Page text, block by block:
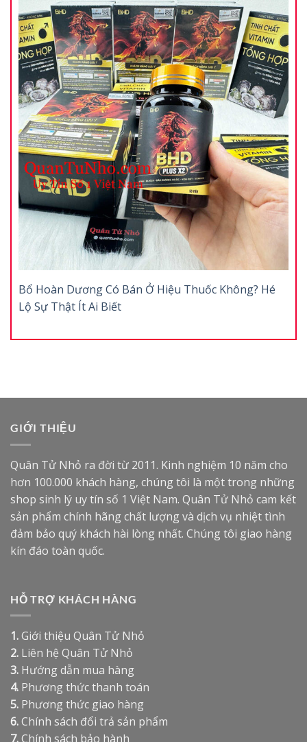
Bổ Hoàn Dương Có Bán Ở Hiệu Thuốc Không? Hé
Lộ Sự Thật Ít Ai Biết
GIỚI THIỆU
Quân Tử Nhỏ ra đời từ 2011. Kinh nghiệm 10 năm cho
hơn 100.000 khách hàng, chúng tôi là một trong những
shop sinh lý uy tín số 1 Việt Nam. Quân Tử Nhỏ cam kết
sản phẩm chính hãng chất lượng và dịch vụ nhiệt tình
đảm bảo quý khách hài lòng nhất. Chúng tôi giao hàng
kín đáo toàn quốc.
HỖ TRỢ KHÁCH HÀNG
1.Giới thiệu Quân Tử Nhỏ
2. Liên hệ Quân Tử Nhỏ
3. Hướng dẫn mua hàng
4. Phương thức thanh toán
5. Phương thức giao hàng
6.Chính sách đổi trả sản phẩm
7.Chính sách bảo hành